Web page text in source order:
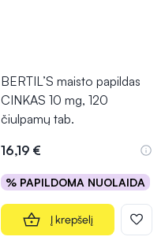
BERTIL’S maisto papildas
CINKAS 10 mg, 120
čiulpamų tab.
16,19 €
% PAPILDOMA NUOLAIDA
Į krepšelį